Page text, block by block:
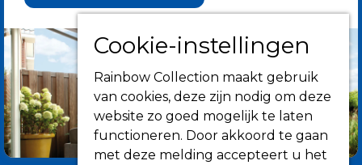
Cookie-instellingen
Rainbow Collection maakt gebruik
van cookies, deze zijn nodig om deze
website zo goed mogelijk te laten
functioneren. Door akkoord te gaan
met deze melding accepteert u het